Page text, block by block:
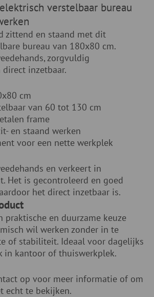
verstelbaar bureau
zittend en staand met dit
bureau van 180x80 cm.
zorgvuldig
inzetbaar.
cm
van 60 tot 130 cm
frame
en staand werken
voor een nette werkplek
en verkeert in
Het is gecontroleerd en goed
het direct inzetbaar is.
praktische en duurzame keuze
wil werken zonder in te
of stabiliteit. Ideaal voor dagelijks
in kantoor of thuiswerkplek.
op voor meer informatie of om
echt te bekijken.